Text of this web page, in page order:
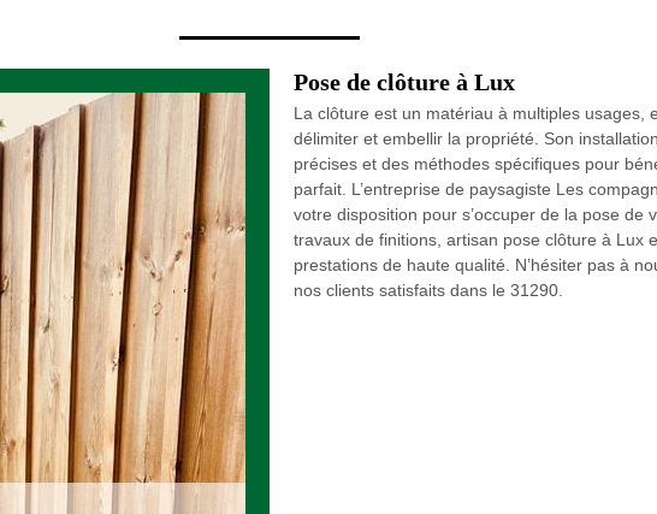
Pose de clôture à Lux
La clôture est un matériau à multiples usages,
délimiter et embellir la propriété. Son
précises et des méthodes spécifiques pour
parfait. L’entreprise de paysagiste Les
votre disposition pour s’occuper de la pose de
travaux de finitions, artisan pose clôture à Lux
prestations de haute qualité. N’hésiter pas à
nos clients satisfaits dans le 31290.